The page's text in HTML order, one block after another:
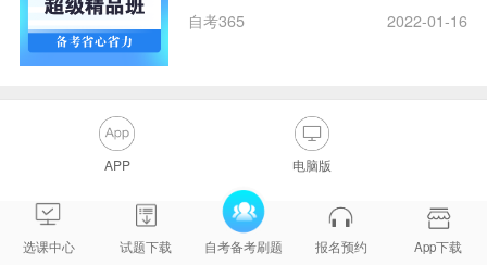
自考365 2022-01-16
APP 电脑版
选课中心 试题下载 自考备考刷题 报名预约 App下载